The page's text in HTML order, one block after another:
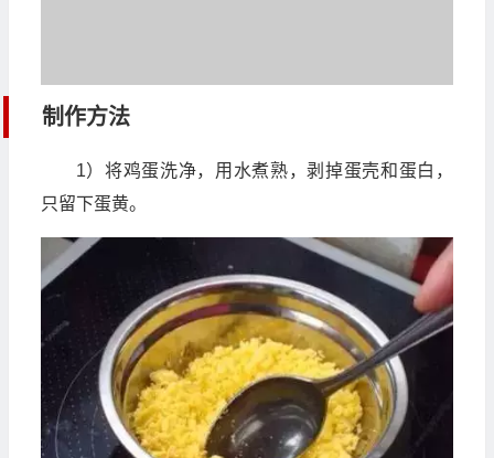
制作方法
1）将鸡蛋洗净，用水煮熟，剥掉蛋壳和蛋白，
只留下蛋黄。